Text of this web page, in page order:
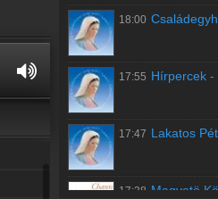
18:00
17:55 Hírpercek -
17:47 Lakatos
17:38 Magvetö
Heim Kriszti pilatesoktató
16:35 -
A Váci Egyházmegye
17:15 -
17:55 -
A Mária Rádió rövid hírei